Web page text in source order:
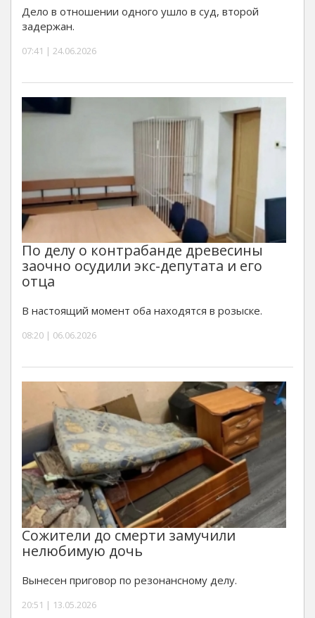
Дело в отношении одного ушло в суд, второй
задержан.
07:41 | 24.06.2026
По делу о контрабанде древесины
заочно осудили экс-депутата и его
отца
В настоящий момент оба находятся в розыске.
08:20 | 06.06.2026
Сожители до смерти замучили
нелюбимую дочь
Вынесен приговор по резонансному делу.
20:51 | 13.05.2026